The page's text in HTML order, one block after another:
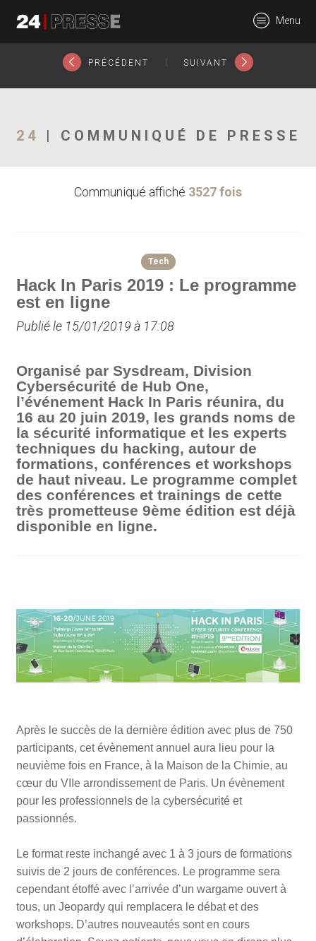
24Presse -
Communiqués de
Menu
PRÉCÉDENT SUIVANT
24 | COMMUNIQUÉ DE PRESSE
Communiqué affiché 3527 fois
Tech
Hack In Paris 2019 : Le programme
est en ligne
Publié le 15/01/2019 à 17:08
Organisé par Sysdream, Division
Cybersécurité de Hub One,
l’événement Hack In Paris réunira, du
16 au 20 juin 2019, les grands noms de
la sécurité informatique et les experts
techniques du hacking, autour de
formations, conférences et workshops
de haut niveau. Le programme complet
des conférences et trainings de cette
très prometteuse 9ème édition est déjà
disponible en ligne.
Après le succès de la dernière édition avec plus de 750
participants, cet évènement annuel aura lieu pour la
neuvième fois en France, à la Maison de la Chimie, au
cœur du VIIe arrondissement de Paris. Un évènement
pour les professionnels de la cybersécurité et
passionnés.
Le format reste inchangé avec 1 à 3 jours de formations
suivis de 2 jours de conférences. Le programme sera
cependant étoffé avec l’arrivée d’un wargame ouvert à
tous, un Jeopardy qui remplacera le débat et des
workshops. D’autres nouveautés sont en cours